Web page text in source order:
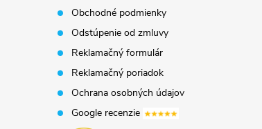
Obchodné podmienky
Odstúpenie od zmluvy
Reklamačný formulár
Reklamačný poriadok
Ochrana osobných údajov
Google recenzie